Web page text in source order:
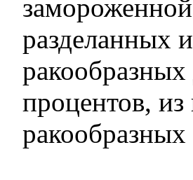
разделанных
процентов,